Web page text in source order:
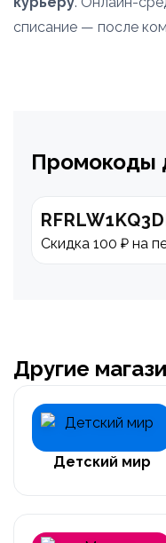
списание — после
Промокоды
Скидка 100 ₽ на
Другие
Детский мир